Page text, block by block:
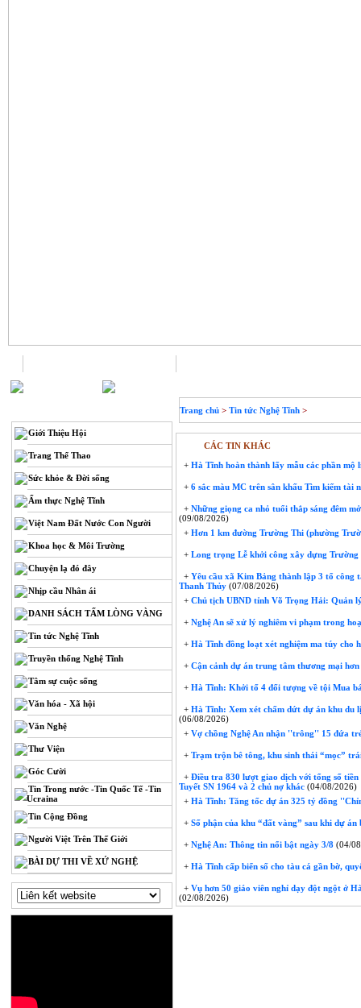
Giới Thiệu Hội
Trang Thể Thao
Sức khỏe & Đời sống
Ẩm thực Nghệ Tĩnh
Việt Nam Đất Nước Con Người
Khoa học & Môi Trường
Chuyện lạ đó đây
Nhịp cầu Nhân ái
DANH SÁCH TẤM LÒNG VÀNG
Tin tức Nghệ Tĩnh
Truyền thống Nghệ Tĩnh
Tâm sự cuộc sống
Văn hóa - Xã hội
Văn Nghệ
Thư Viện
Góc Cười
Tin Trong nước -Tin Quốc Tế -Tin
Ucraina
Tin Cộng Đồng
Người Việt Trên Thế Giới
BÀI DỰ THI VỀ XỨ NGHỆ
Trang chủ > Tin tức Nghệ Tĩnh >
CÁC TIN KHÁC
+ Hà Tĩnh hoàn thành lấy mẫu các phần mộ
+ 6 sắc màu MC trên sân khấu Tìm kiếm tài
+ Những giọng ca nhỏ tuổi thắp sáng đêm
(09/08/2026)
+ Hơn 1 km đường Trường Thi (phường
+ Long trọng Lễ khởi công xây dựng
+ Yêu cầu xã Kim Bảng thành lập 3 tổ công
Thanh Thủy (07/08/2026)
+ Chủ tịch UBND tỉnh Võ Trọng Hải: Quản
+ Nghệ An sẽ xử lý nghiêm vi phạm trong
+ Hà Tĩnh đồng loạt xét nghiệm ma túy cho
+ Cận cảnh dự án trung tâm thương mại
+ Hà Tĩnh: Khởi tố 4 đối tượng về tội Mua
+ Hà Tĩnh: Xem xét chấm dứt dự án khu du
(06/08/2026)
+ Vợ chồng Nghệ An nhận ''trông'' 15 đứa
+ Trạm trộn bê tông, khu sinh thái “mọc”
+ Điều tra 830 lượt giao dịch với tổng số
Tuyết SN 1964 và 2 chủ nợ khác (04/08/2026)
+ Hà Tĩnh: Tăng tốc dự án 325 tỷ đồng
+ Số phận của khu “đất vàng” sau khi dự
+ Nghệ An: Thông tin nổi bật ngày 3/8 (04/
+ Hà Tĩnh cấp biển số cho tàu cá gần bờ,
+ Vụ hơn 50 giáo viên nghỉ dạy đột ngột ở
(02/08/2026)